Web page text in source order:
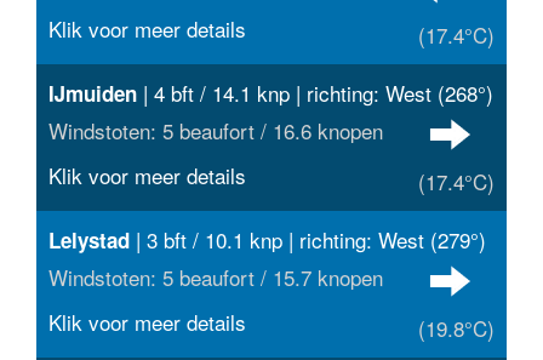
(17.4°C)
Klik voor meer details
IJmuiden | 4 bft / 14.1 knp | richting: West (268°)
Windstoten: 5 beaufort / 16.6 knopen
(17.4°C)
Klik voor meer details
Lelystad | 3 bft / 10.1 knp | richting: West (279°)
Windstoten: 5 beaufort / 15.7 knopen
(19.8°C)
Klik voor meer details